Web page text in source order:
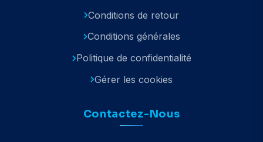
Conditions de retour
Conditions générales
Politique de confidentialité
Gérer les cookies
Contactez-Nous